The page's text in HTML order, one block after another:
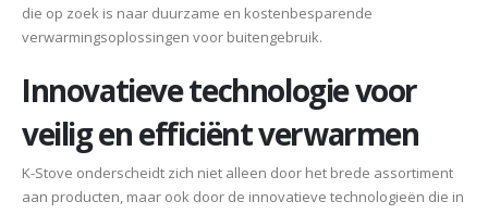
die op zoek is naar duurzame en kostenbesparende
verwarmingsoplossingen voor buitengebruik.
Innovatieve technologie voor
veilig en efficiënt verwarmen
K-Stove onderscheidt zich niet alleen door het brede assortiment
aan producten, maar ook door de innovatieve technologieën die in